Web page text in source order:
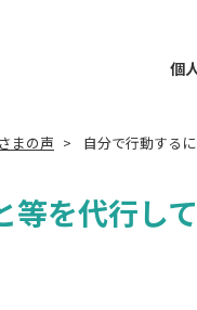
個
まの声 自分で行動する
を代行し